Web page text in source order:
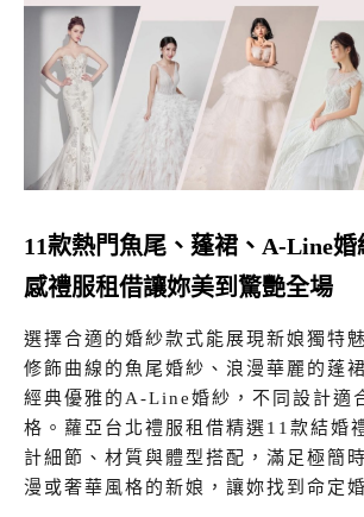
11款熱門魚尾、蓬裙、A-Line婚
感禮服租借讓妳美到驚艷全場
選擇合適的婚紗款式能展現新娘獨特
修飾曲線的魚尾婚紗、浪漫華麗的蓬
經典優雅的A-Line婚紗，不同設計適
格。蘿亞台北禮服租借精選11款結婚
計細節、材質與體型搭配，滿足極簡
漫或奢華風格的新娘，讓妳找到命定婚